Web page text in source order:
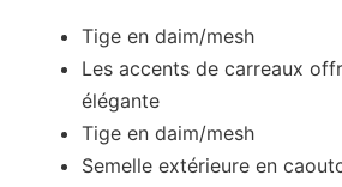
Tige en daim/mesh
Les accents de carreaux
élégante
Tige en daim/mesh
Semelle extérieure en